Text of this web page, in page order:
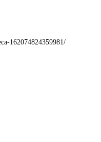
162074824359981/